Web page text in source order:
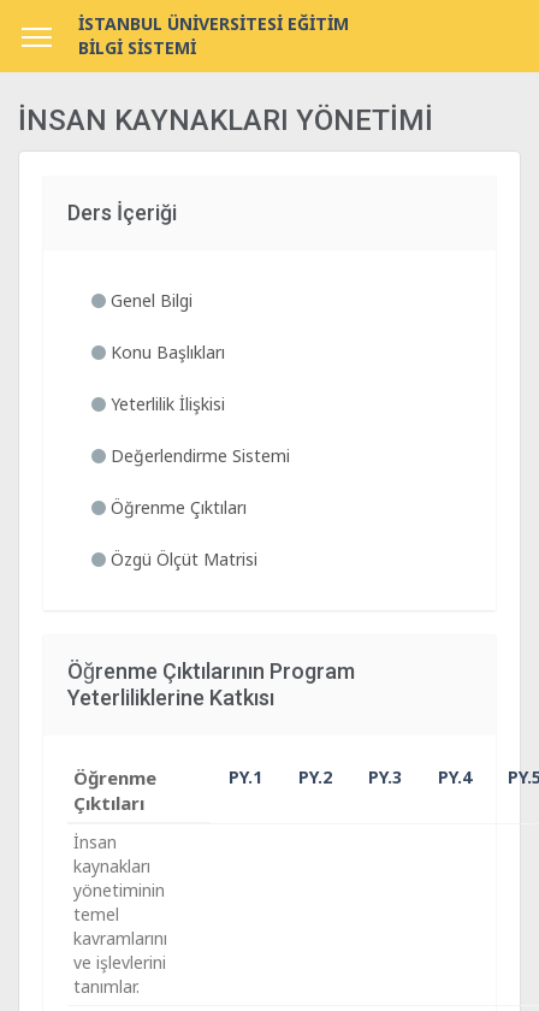
İSTANBUL ÜNİVERSİTESİ EĞİTİM
BİLGİ SİSTEMİ
İNSAN KAYNAKLARI YÖNETİMİ
Ders İçeriği
Genel Bilgi
Konu Başlıkları
Yeterlilik İlişkisi
Değerlendirme Sistemi
Öğrenme Çıktıları
Özgü Ölçüt Matrisi
Öğrenme Çıktılarının Program
Yeterliliklerine Katkısı
Öğrenme
Çıktıları
PY.1 PY.2 PY.3 PY.4
İnsan
kaynakları
yönetiminin
temel
kavramlarını
ve işlevlerini
tanımlar.